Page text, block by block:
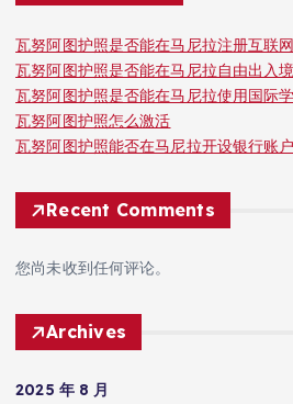
瓦努阿图护照是否能在马尼拉注册互联
瓦努阿图护照是否能在马尼拉自由出入
瓦努阿图护照是否能在马尼拉使用国际
瓦努阿图护照怎么激活
瓦努阿图护照能否在马尼拉开设银行账
Recent Comments
您尚未收到任何评论。
Archives
2025 年 8 月